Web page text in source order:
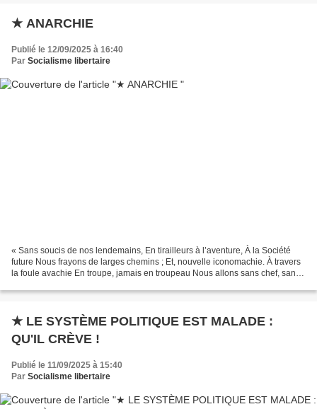
★ ANARCHIE
Publié le 12/09/2025 à 16:40
Par Socialisme libertaire
« Sans soucis de nos lendemains, En tirailleurs à l’aventure, À la Société
future Nous frayons de larges chemins ; Et, nouvelle iconomachie. À travers
la foule avachie En troupe, jamais en troupeau Nous allons sans chef, sans
★ LE SYSTÈME POLITIQUE EST MALADE :
QU'IL CRÈVE !
Publié le 11/09/2025 à 15:40
Par Socialisme libertaire